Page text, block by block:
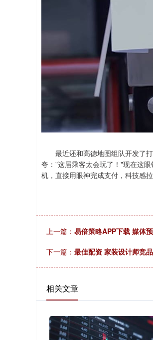
最近还和高德地图组队开发了打
夸："这届乘客太会玩了！"现在这
机，直接用眼神完成支付，科技感
上一篇： 易倍策略APP下载 媒体
下一篇： 最佳配资 家装设计师竞
相关文章